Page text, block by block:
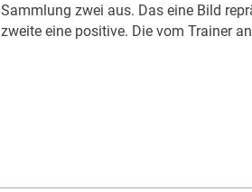
Sammlung zwei aus. Das eine Bild
zweite eine positive. Die vom Trainer